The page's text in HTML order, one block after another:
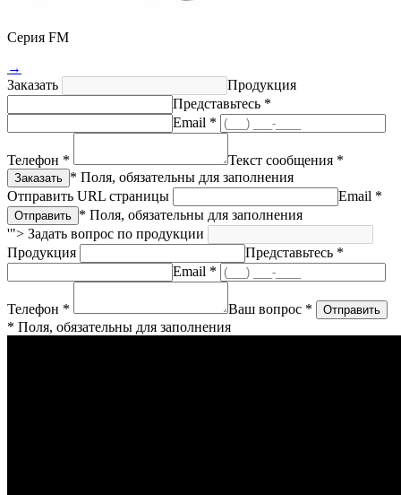
Серия FM
→
Заказать
Продукция
Представьтесь *
Email *
Телефон *
Текст сообщения *
* Поля, обязательны для заполнения
Отправить URL страницы
Email *
* Поля, обязательны для заполнения
'"> Задать вопрос по продукции
Продукция
Представьтесь *
Email *
Телефон *
Ваш вопрос *
* Поля, обязательны для заполнения